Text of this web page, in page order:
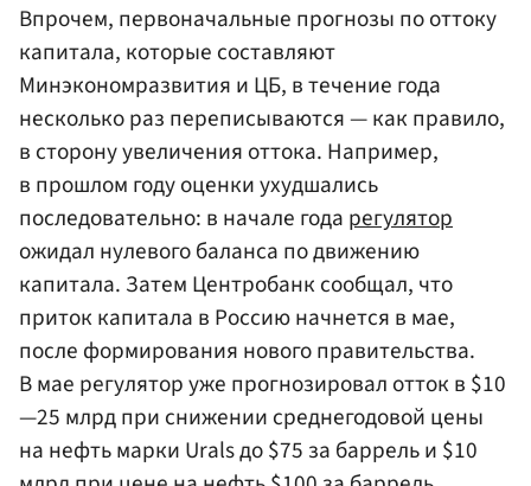
Впрочем, первоначальные прогнозы по оттоку
капитала, которые составляют
Минэкономразвития и ЦБ, в течение года
несколько раз переписываются — как правило,
в сторону увеличения оттока. Например,
в прошлом году оценки ухудшались
последовательно: в начале года регулятор
ожидал нулевого баланса по движению
капитала. Затем Центробанк сообщал, что
приток капитала в Россию начнется в мае,
после формирования нового правительства.
В мае регулятор уже прогнозировал отток в $10
—25 млрд при снижении среднегодовой цены
на нефть марки Urals до $75 за баррель и $10